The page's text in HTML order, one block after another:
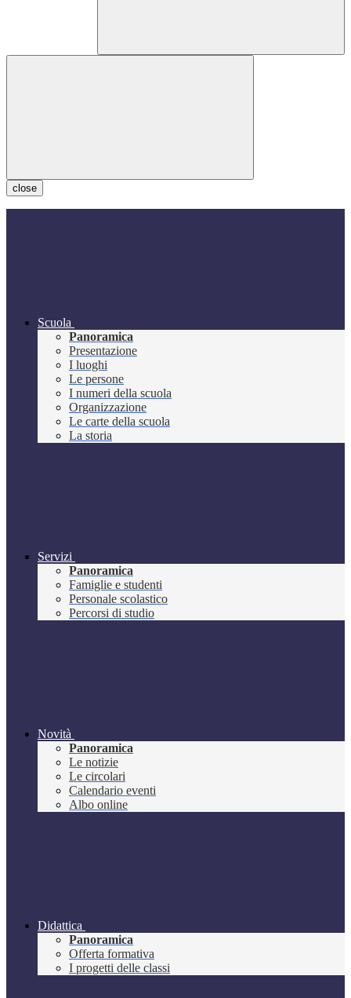
close
Scuola
Panoramica
Presentazione
I luoghi
Le persone
I numeri della scuola
Organizzazione
Le carte della scuola
La storia
Servizi
Panoramica
Famiglie e studenti
Personale scolastico
Percorsi di studio
Novità
Panoramica
Le notizie
Le circolari
Calendario eventi
Albo online
Didattica
Panoramica
Offerta formativa
I progetti delle classi